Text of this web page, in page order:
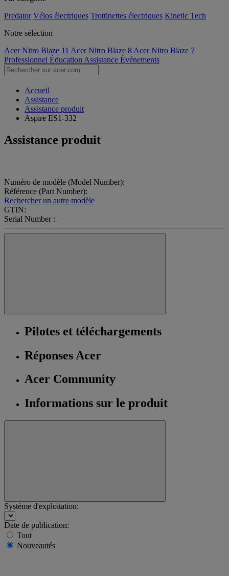
Predator Vélos électriques Trottinettes électriques Kinetic Tech
Notre sélection
Acer Nitro Blaze 11 Acer Nitro Blaze 8 Acer Nitro Blaze 7
Professionnel Éducation Assistance Événements
Accueil
Assistance
Assistance produit
Aspire ES1-332
Assistance produit
Numéro de modèle (Model Number):
Référence (Part Number):
Rechercher un autre modèle
GTIN:
Serial Number :
Pilotes et téléchargements
Réponses Acer
Acer Community
Informations sur le produit
Système d'exploitation:
Date de publication:
Tout
Nouveautés